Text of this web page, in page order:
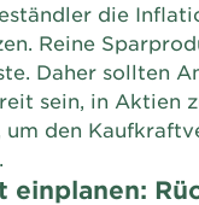
die
Reine
Daher sollten
sein, in Aktien
um den
einplanen: